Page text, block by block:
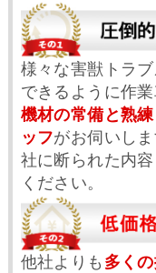
様々な害獣トラ
できるように作業
機材の常備と熟
ッフがお伺いし
社に断られた内
ください。
他社よりも 多く